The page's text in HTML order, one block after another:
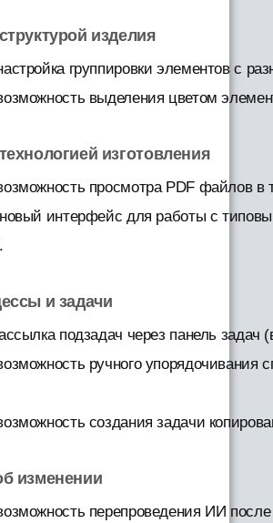
изделия
группировки элементов с
выделения цветом
изготовления
просмотра PDF файлов в
интерфейс для работы с
и задачи
подзадач через панель задач
ручного упорядочивания
создания задачи
изменении
перепроведения ИИ